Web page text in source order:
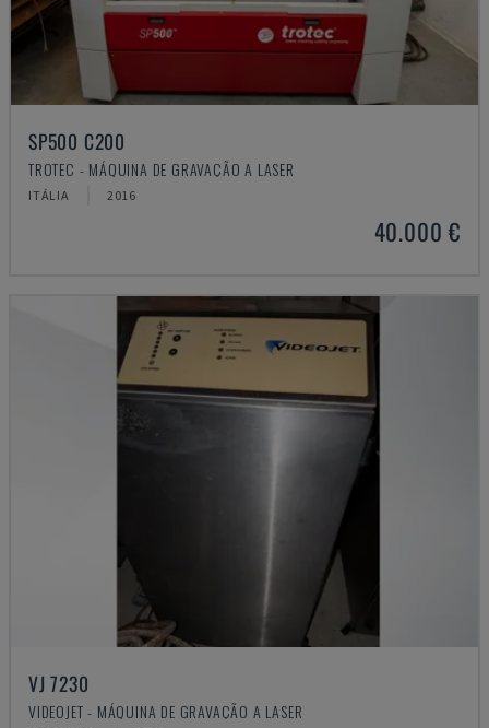
SP500 C200
TROTEC - MÁQUINA DE GRAVAÇÃO A LASER
ITÁLIA 2016
40.000 €
VJ 7230
VIDEOJET - MÁQUINA DE GRAVAÇÃO A LASER